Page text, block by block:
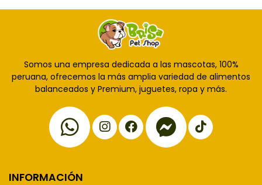
Somos una empresa dedicada a las mascotas, 100%
peruana, ofrecemos la más amplia variedad de alimentos
balanceados y Premium, juguetes, ropa y más.
INFORMACIÓN